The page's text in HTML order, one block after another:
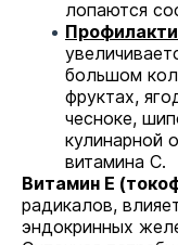
лопаются
большом
фруктах,
чесноке,
кулинарной
витамина С.
Витамин Е
радикалов,
эндокринных